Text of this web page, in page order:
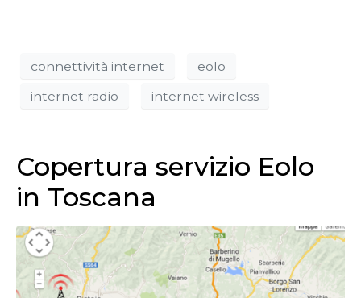
connettività internet
eolo
internet radio
internet wireless
Copertura servizio Eolo
in Toscana